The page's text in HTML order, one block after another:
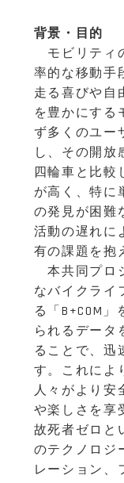
背景・目的
モビリティ
率的な移動手
走る喜びや自
を豊かにする
ず多くのユー
し、その開放
四輪車と比較
が高く、特に
の発見が困難
活動の遅れに
有の課題を抱
本共同プロ
なバイクライ
る「B+COM
られるデータ
ることで、迅
す。これによ
人々がより安
や楽しさを享
故死者ゼロと
のテクノロジ
レーション、